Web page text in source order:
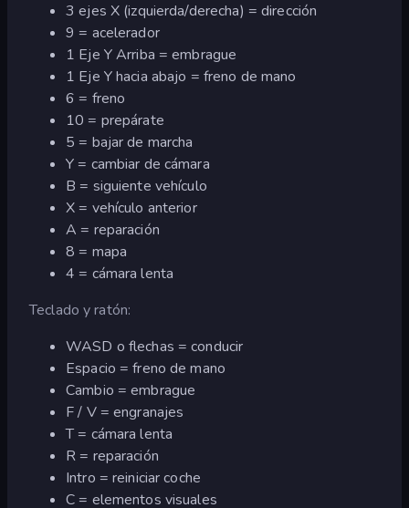
3 ejes X (izquierda/derecha) = dirección
9 = acelerador
1 Eje Y Arriba = embrague
1 Eje Y hacia abajo = freno de mano
6 = freno
10 = prepárate
5 = bajar de marcha
Y = cambiar de cámara
B = siguiente vehículo
X = vehículo anterior
A = reparación
8 = mapa
4 = cámara lenta
Teclado y ratón:
WASD o flechas = conducir
Espacio = freno de mano
Cambio = embrague
F / V = engranajes
T = cámara lenta
R = reparación
Intro = reiniciar coche
C = elementos visuales